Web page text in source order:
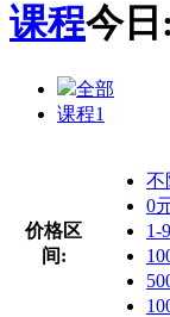
课程今日:
全部
课程1
价格区
间:
不
0
1-